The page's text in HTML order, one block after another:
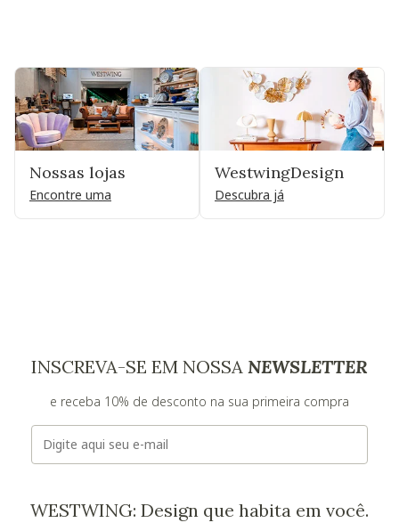
Nossas lojas
Encontre uma
WestwingDesign
Descubra já
INSCREVA-SE EM NOSSA NEWSLETTER
e receba 10% de desconto na sua primeira compra
WESTWING: Design que habita em você.